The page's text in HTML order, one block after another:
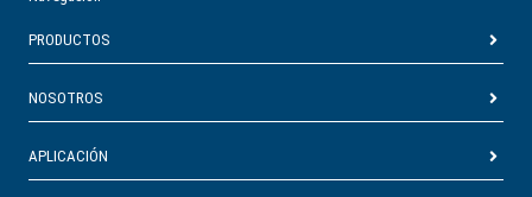
PRODUCTOS
NOSOTROS
APLICACIÓN